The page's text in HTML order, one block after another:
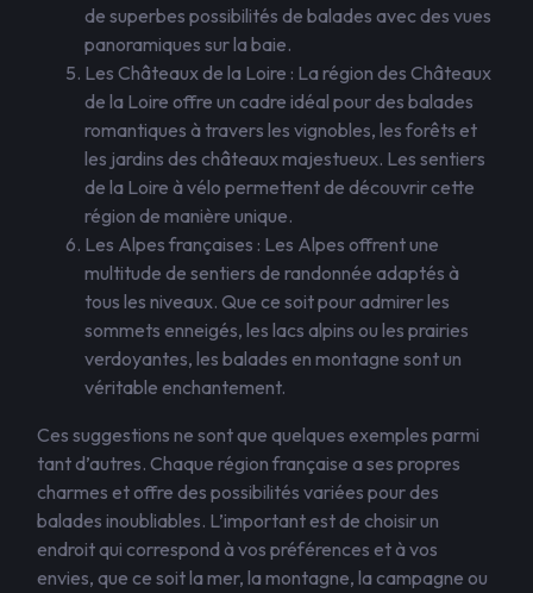
de superbes possibilités de balades avec des vues
panoramiques sur la baie.
Les Châteaux de la Loire : La région des Châteaux
de la Loire offre un cadre idéal pour des balades
romantiques à travers les vignobles, les forêts et
les jardins des châteaux majestueux. Les sentiers
de la Loire à vélo permettent de découvrir cette
région de manière unique.
Les Alpes françaises : Les Alpes offrent une
multitude de sentiers de randonnée adaptés à
tous les niveaux. Que ce soit pour admirer les
sommets enneigés, les lacs alpins ou les prairies
verdoyantes, les balades en montagne sont un
véritable enchantement.
Ces suggestions ne sont que quelques exemples parmi
tant d’autres. Chaque région française a ses propres
charmes et offre des possibilités variées pour des
balades inoubliables. L’important est de choisir un
endroit qui correspond à vos préférences et à vos
envies, que ce soit la mer, la montagne, la campagne ou